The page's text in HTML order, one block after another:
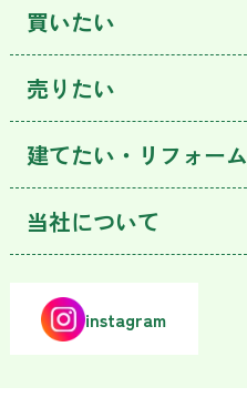
買いたい
売りたい
建てたい・リフォーム
当社について
instagram